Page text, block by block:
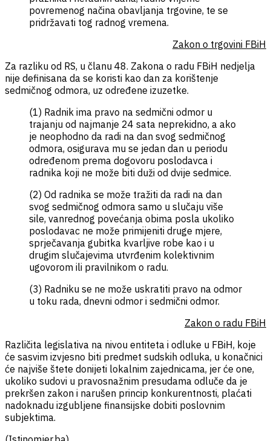
povremenog načina obavljanja trgovine, te se
pridržavati tog radnog vremena.
Zakon o trgovini FBiH
Za razliku od RS, u članu 48. Zakona o radu FBiH nedjelja
nije definisana da se koristi kao dan za korištenje
sedmičnog odmora, uz određene izuzetke.
(1) Radnik ima pravo na sedmični odmor u
trajanju od najmanje 24 sata neprekidno, a ako
je neophodno da radi na dan svog sedmičnog
odmora, osigurava mu se jedan dan u periodu
određenom prema dogovoru poslodavca i
radnika koji ne može biti duži od dvije sedmice.
(2) Od radnika se može tražiti da radi na dan
svog sedmičnog odmora samo u slučaju više
sile, vanrednog povećanja obima posla ukoliko
poslodavac ne može primijeniti druge mjere,
sprječavanja gubitka kvarljive robe kao i u
drugim slučajevima utvrđenim kolektivnim
ugovorom ili pravilnikom o radu.
(3) Radniku se ne može uskratiti pravo na odmor
u toku rada, dnevni odmor i sedmični odmor.
Zakon o radu FBiH
Različita legislativa na nivou entiteta i odluke u FBiH, koje
će sasvim izvjesno biti predmet sudskih odluka, u konačnici
će najviše štete donijeti lokalnim zajednicama, jer će one,
ukoliko sudovi u pravosnažnim presudama odluče da je
prekršen zakon i narušen princip konkurentnosti, plaćati
nadoknadu izgubljene finansijske dobiti poslovnim
subjektima.